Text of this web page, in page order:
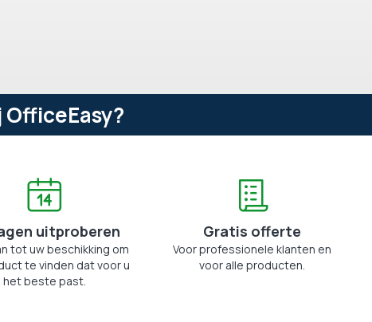
uitproberen
tot uw beschikking om
te vinden dat voor u
het beste past.
Gratis offerte
Voor professionele klanten en
voor alle producten.